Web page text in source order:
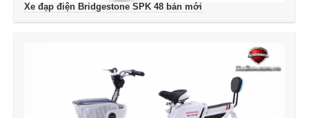
Xe đạp điện Bridgestone SPK 48 bản mới